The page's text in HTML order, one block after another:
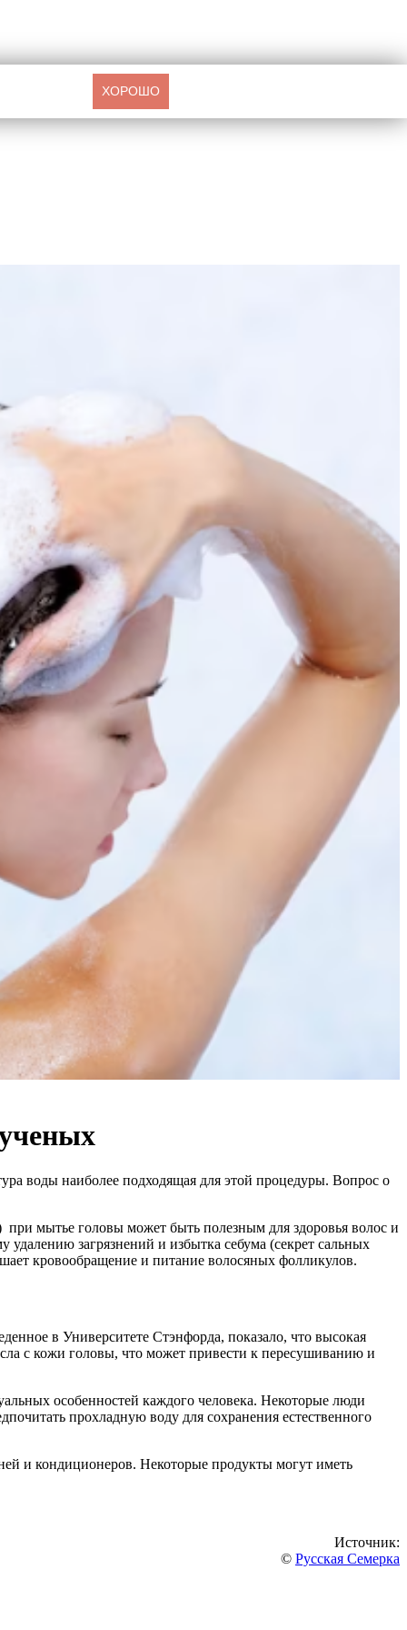
воды наиболее подходящая для этой процедуры. Вопрос о
мытье головы может быть полезным для здоровья волос и
загрязнений и избытка себума (секрет сальных
кровообращение и питание волосяных фолликулов.
в Университете Стэнфорда, показало, что высокая
с кожи головы, что может привести к пересушиванию и
особенностей каждого человека. Некоторые люди
прохладную воду для сохранения естественного
и кондиционеров. Некоторые продукты могут иметь
Источник:
© Русская Семерка
ХОРОШО